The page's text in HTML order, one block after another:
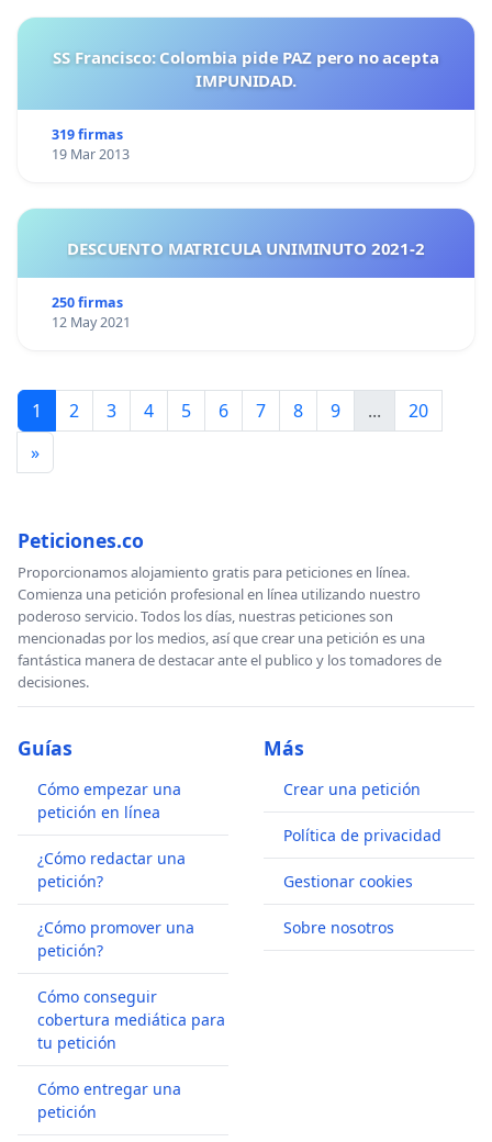
SS Francisco: Colombia pide PAZ pero no acepta
IMPUNIDAD.
319 firmas
19 Mar 2013
DESCUENTO MATRICULA UNIMINUTO 2021-2
250 firmas
12 May 2021
1 2 3 4 5 6 7 8 9 ...
20
»
Peticiones.co
Proporcionamos alojamiento gratis para peticiones en línea.
Comienza una petición profesional en línea utilizando nuestro
poderoso servicio. Todos los días, nuestras peticiones son
mencionadas por los medios, así que crear una petición es una
fantástica manera de destacar ante el publico y los tomadores de
decisiones.
Guías
Cómo empezar una
petición en línea
¿Cómo redactar una
petición?
¿Cómo promover una
petición?
Cómo conseguir
cobertura mediática para
tu petición
Cómo entregar una
petición
Más
Crear una petición
Política de privacidad
Gestionar cookies
Sobre nosotros